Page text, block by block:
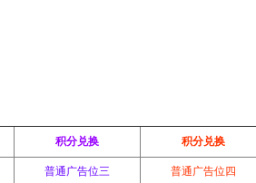
积分兑换 积分兑换
普通广告位三 普通广告位四